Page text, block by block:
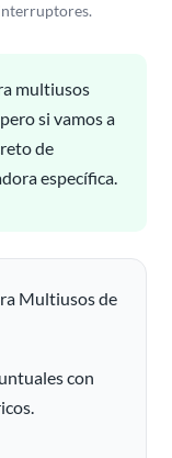
multiusos
si vamos a
de
específica.
Multiusos de
con